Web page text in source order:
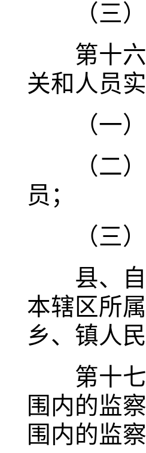
（三）
第十六
关和人员
（一）
（二）
员；
（三）
县、自
本辖区所
乡、镇人
第十七
围内的监
围内的监